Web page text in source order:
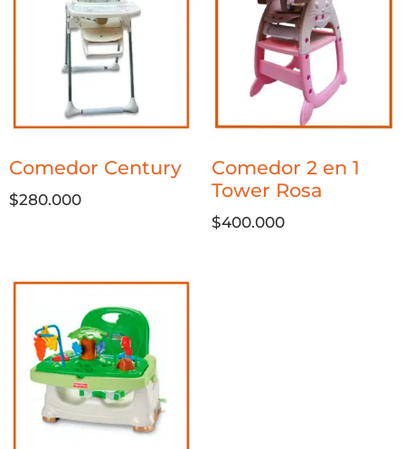
Comedor Century
$280.000
Comedor 2 en 1
Tower Rosa
$400.000